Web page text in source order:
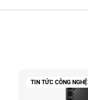
TIN TỨC CÔNG NGHỆ